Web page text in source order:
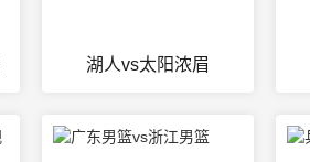
湖人vs太阳浓眉